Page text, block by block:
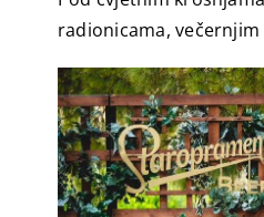
radionicama,